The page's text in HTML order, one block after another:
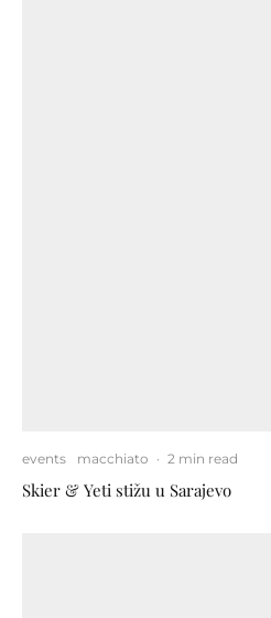
events macchiato · 2 min read
Skier & Yeti stižu u Sarajevo